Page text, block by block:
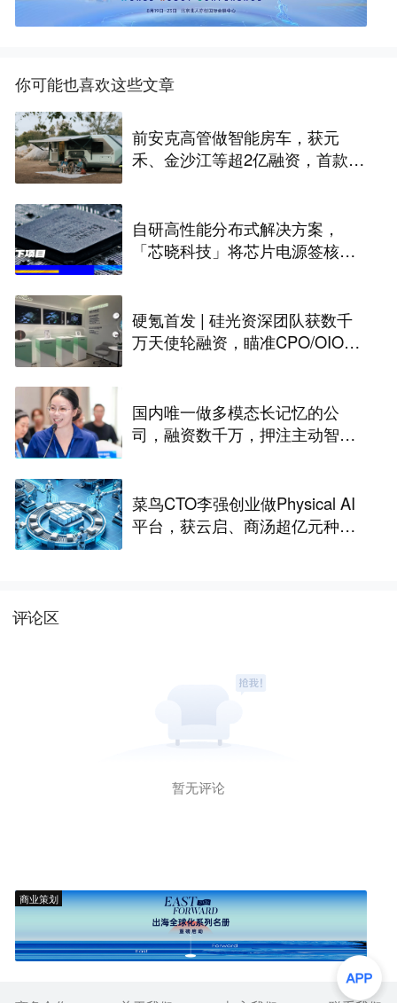
你可能也喜欢这些文章
前安克高管做智能房车，获元
禾、金沙江等超2亿融资，首款产
自研高性能分布式解决方案，
「芯晓科技」将芯片电源签核周
硬氪首发 | 硅光资深团队获数千
万天使轮融资，瞄准CPO/OIO下
国内唯一做多模态长记忆的公
司，融资数千万，押注主动智能
菜鸟CTO李强创业做Physical AI
平台，获云启、商汤超亿元种子
评论区
暂无评论
商业策划